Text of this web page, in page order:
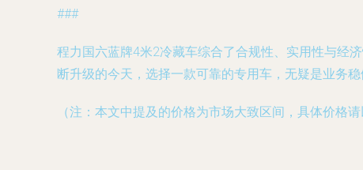
###
程力国六蓝牌4米2冷藏车综合了合规性、实用性与经
断升级的今天，选择一款可靠的专用车，无疑是业务稳
（注：本文中提及的价格为市场大致区间，具体价格